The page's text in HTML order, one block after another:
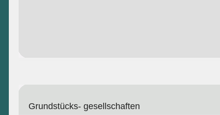
Grundstücks- gesellschaften